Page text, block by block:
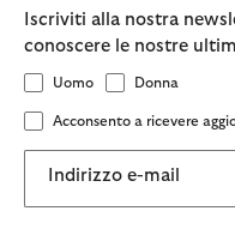
Iscriviti alla nostra
conoscere le nostre
Uomo Donna
Acconsento a ricevere
Indirizzo e-mail